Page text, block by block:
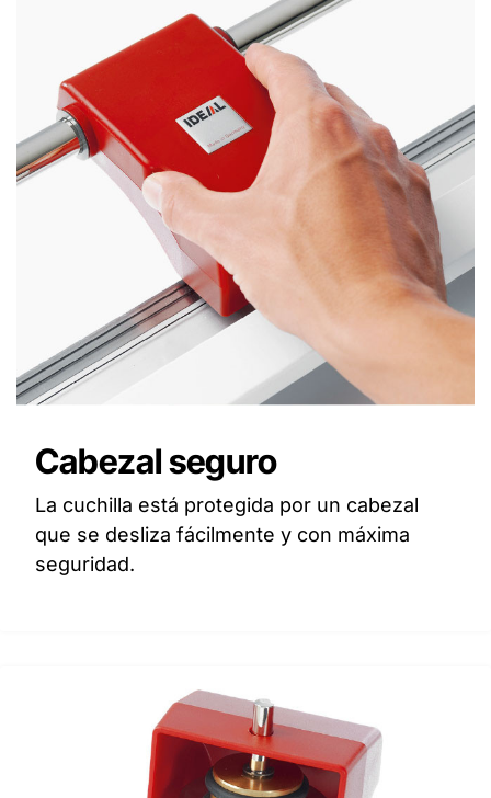
Cabezal seguro
La cuchilla está protegida por un cabezal
que se desliza fácilmente y con máxima
seguridad.